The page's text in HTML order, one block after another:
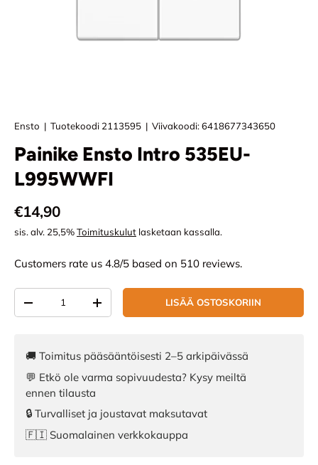
Ensto | Tuotekoodi 2113595 | Viivakoodi:6418677343650
Painike Ensto Intro 535EU-
L995WWFI
Normaali hinta
€14,90
sis. alv. 25,5%Toimituskulut lasketaan kassalla.
Customers rate us 4.8/5 based on 510 reviews.
VÄHENNÄ MÄÄRÄÄLISÄÄ MÄÄRÄÄLISÄÄ OSTOSKORIIN
🚚 Toimitus pääsääntöisesti 2–5 arkipäivässä
💬 Etkö ole varma sopivuudesta? Kysy meiltä
ennen tilausta
🔒 Turvalliset ja joustavat maksutavat
🇫🇮 Suomalainen verkkokauppa